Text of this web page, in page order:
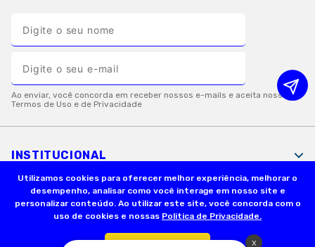
Utilizamos cookies para oferecer melhor experiência, melhorar o
desempenho, analisar como você interage em nosso site e
personalizar conteúdo. Ao utilizar este site, você concorda com o
uso de cookies e nossas Politica de Privacidade.
INSTITUCIONAL
INFORMAÇÕES ÚTEIS
FORMAS DE PAGAMENTO